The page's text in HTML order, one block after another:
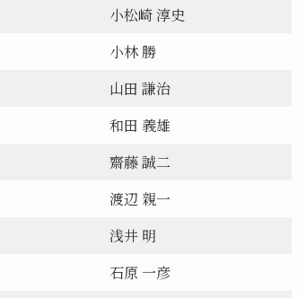
小松崎 淳史
小林 勝
山田 謙治
和田 義雄
齋藤 誠二
渡辺 親一
浅井 明
石原 一彦